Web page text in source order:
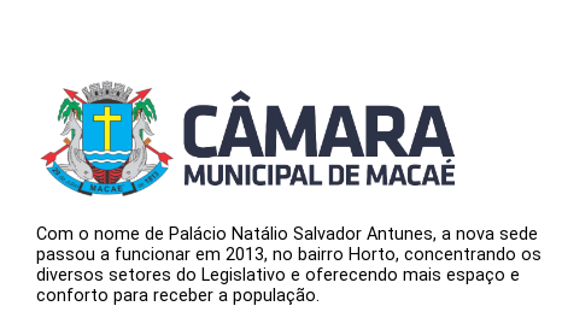
Com o nome de Palácio Natálio Salvador Antunes, a nova sede
passou a funcionar em 2013, no bairro Horto, concentrando os
diversos setores do Legislativo e oferecendo mais espaço e
conforto para receber a população.